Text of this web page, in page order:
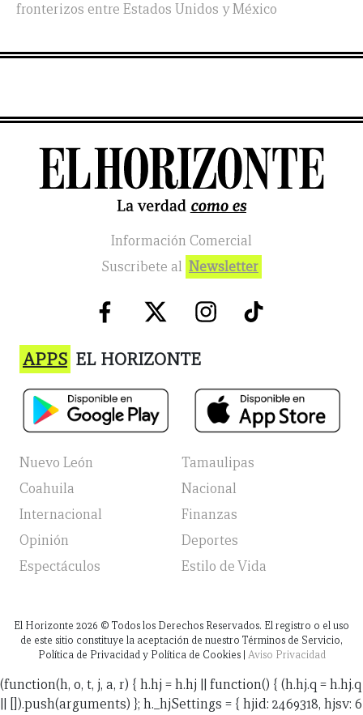
fronterizos entre Estados Unidos y México
Información Comercial
Suscribete al Newsletter
APPS EL HORIZONTE
Nuevo León
Tamaulipas
Coahuila
Nacional
Internacional
Finanzas
Opinión
Deportes
Espectáculos
Estilo de Vida
El Horizonte 2026 © Todos los Derechos Reservados. El registro o el uso
de este sitio constituye la aceptación de nuestro Términos de Servicio,
Política de Privacidad y Política de Cookies | Aviso Privacidad
(function(h, o, t, j, a, r) { h.hj = h.hj || function() { (h.hj.q = h.hj.q
|| []).push(arguments) }; h._hjSettings = { hjid: 2469318, hjsv: 6